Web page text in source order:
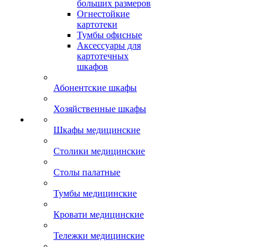
больших размеров
Огнестойкие
картотеки
Тумбы офисные
Аксессуары для
картотечных
шкафов
Абонентские шкафы
Хозяйственные шкафы
Шкафы медицинские
Столики медицинские
Столы палатные
Тумбы медицинские
Кровати медицинские
Тележки медицинские